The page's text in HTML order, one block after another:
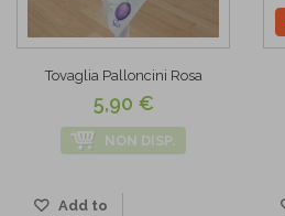
Tovaglia Palloncini Rosa
5,90 €
NON DISP.
Add to